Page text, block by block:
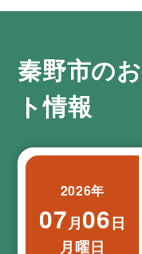
秦野市の
ト情報
2026年
07月06日
月曜日